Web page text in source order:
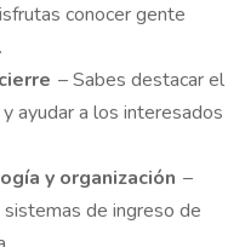
conocer gente
– Sabes destacar el
ayudar a los interesados
y organización –
de ingreso de